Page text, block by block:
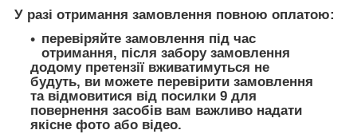
У разі отримання замовлення повною оплатою:
перевіряйте замовлення під час
отримання, після забору замовлення
додому претензії вживатимуться не
будуть, ви можете перевірити замовлення
та відмовитися від посилки 9 для
повернення засобів вам важливо надати
якісне фото або відео.